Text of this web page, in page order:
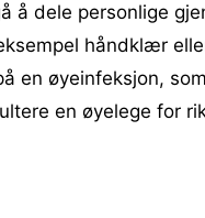
å dele personlige
håndklær
en øyeinfeksjon,
en øyelege for